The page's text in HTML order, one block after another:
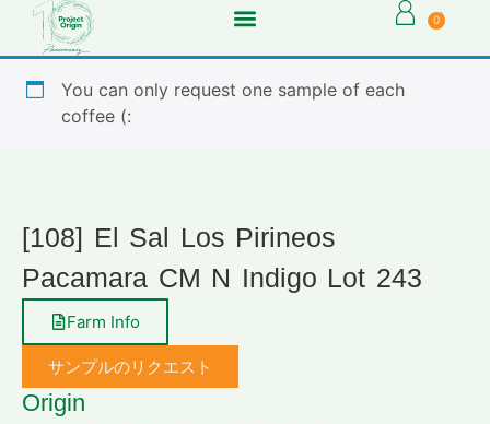
0
You can only request one sample of each
coffee (:
[108] El Sal Los Pirineos
Pacamara CM N Indigo Lot 243
Farm Info
サンプルのリクエスト
Origin